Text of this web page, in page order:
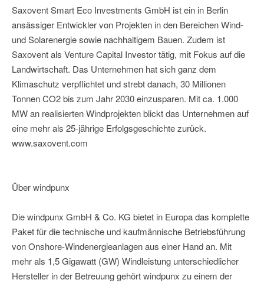
Saxovent Smart Eco Investments GmbH ist ein in Berlin
ansässiger Entwickler von Projekten in den Bereichen Wind-
und Solarenergie sowie nachhaltigem Bauen. Zudem ist
Saxovent als Venture Capital Investor tätig, mit Fokus auf die
Landwirtschaft. Das Unternehmen hat sich ganz dem
Klimaschutz verpflichtet und strebt danach, 30 Millionen
Tonnen CO2 bis zum Jahr 2030 einzusparen. Mit ca. 1.000
MW an realisierten Windprojekten blickt das Unternehmen auf
eine mehr als 25-jährige Erfolgsgeschichte zurück.
www.saxovent.com
Über windpunx
Die windpunx GmbH & Co. KG bietet in Europa das komplette
Paket für die technische und kaufmännische Betriebsführung
von Onshore-Windenergieanlagen aus einer Hand an. Mit
mehr als 1,5 Gigawatt (GW) Windleistung unterschiedlicher
Hersteller in der Betreuung gehört windpunx zu einem der